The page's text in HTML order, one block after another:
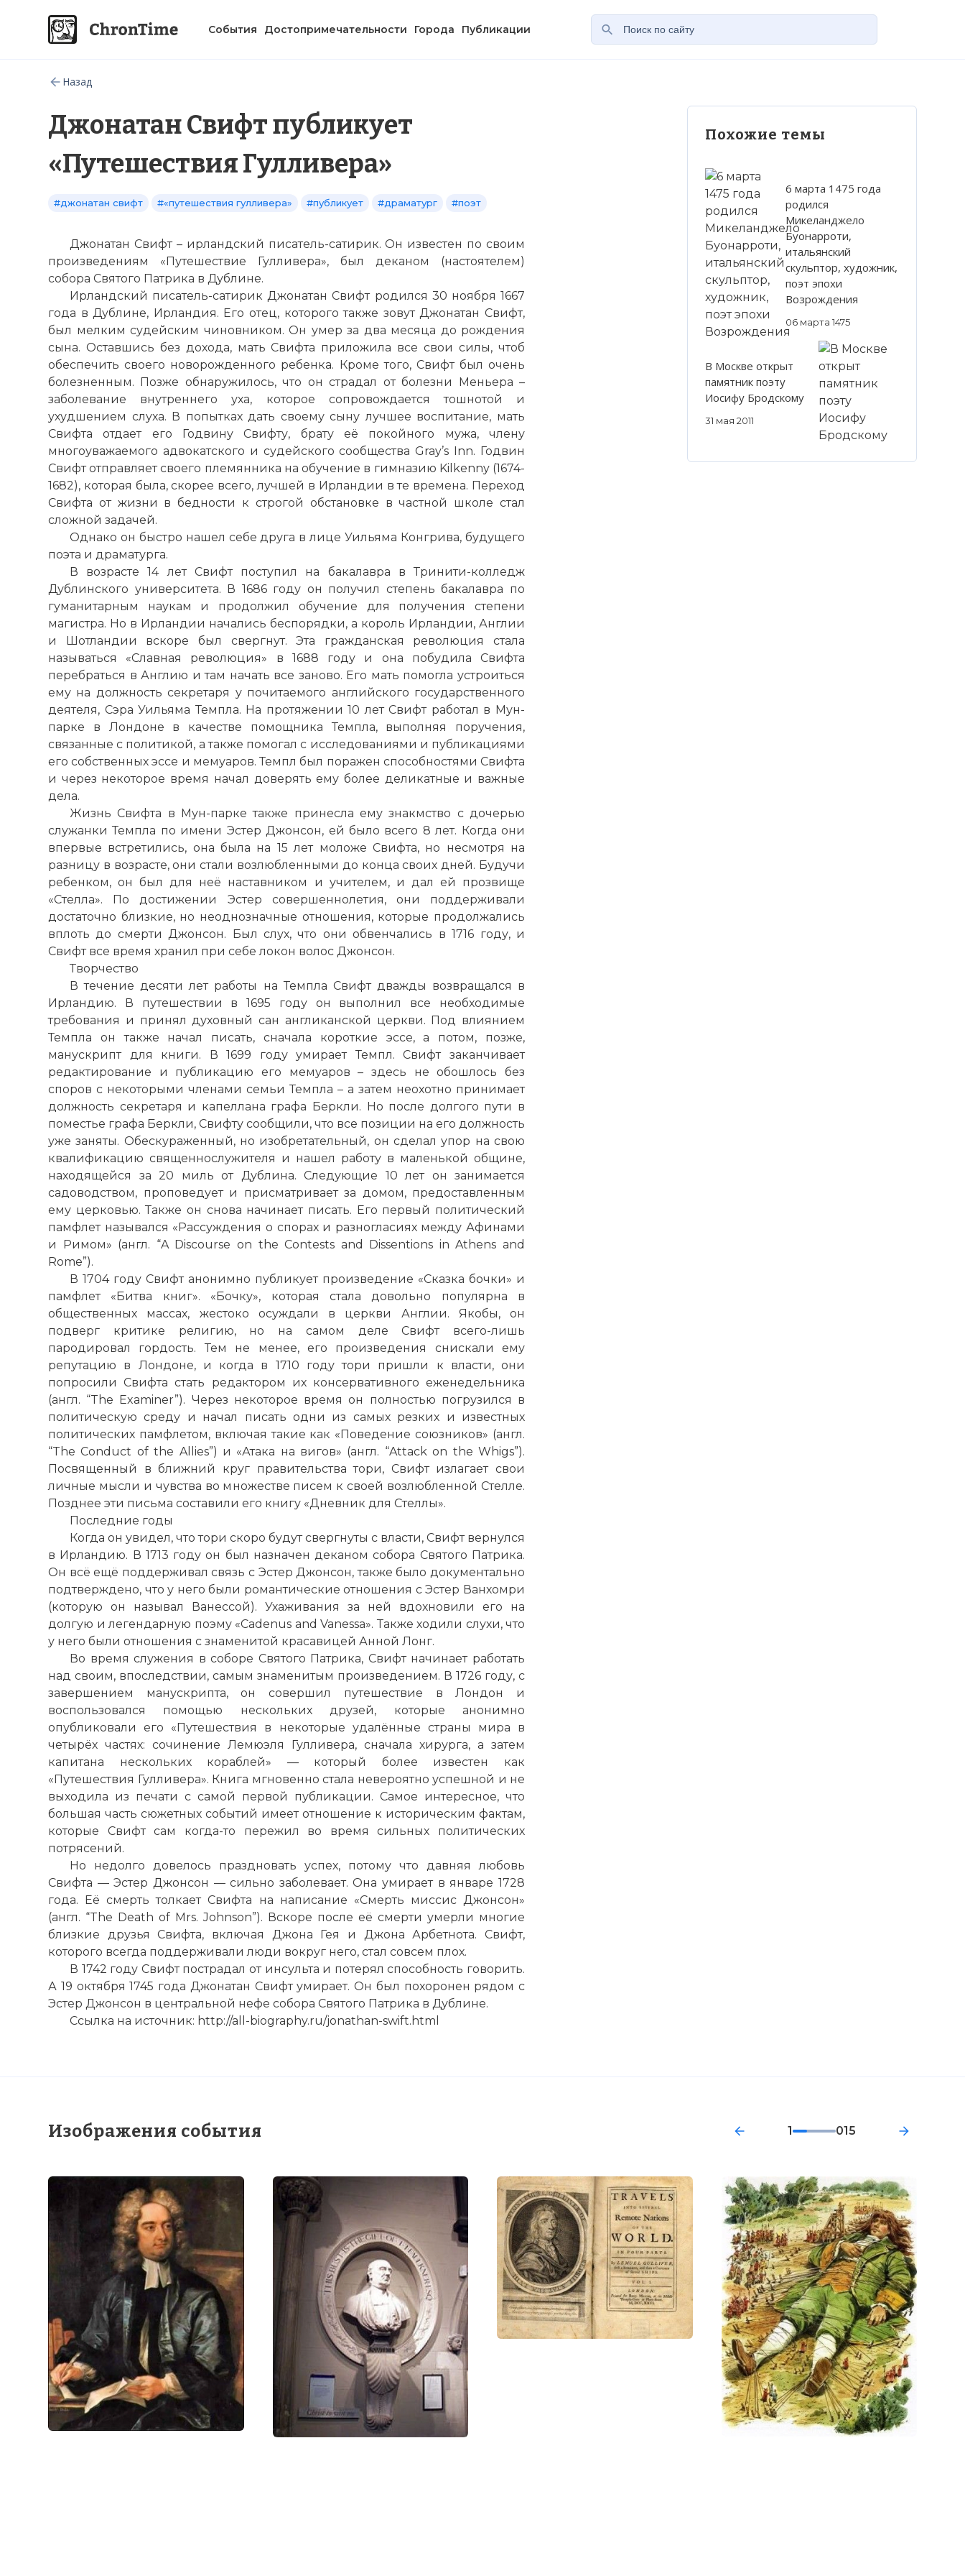
События Достопримечательности Города Публикации
Назад
Джонатан Свифт публикует
«Путешествия Гулливера»
#джонатан свифт #«путешествия гулливера» #публикует #драматург #поэт
Джонатан Свифт – ирландский писатель-сатирик. Он известен по своим
произведениям «Путешествие Гулливера», был деканом (настоятелем)
собора Святого Патрика в Дублине.
Ирландский писатель-сатирик Джонатан Свифт родился 30 ноября 1667
года в Дублине, Ирландия. Его отец, которого также зовут Джонатан Свифт,
был мелким судейским чиновником. Он умер за два месяца до рождения
сына. Оставшись без дохода, мать Свифта приложила все свои силы, чтоб
обеспечить своего новорожденного ребенка. Кроме того, Свифт был очень
болезненным. Позже обнаружилось, что он страдал от болезни Меньера –
заболевание внутреннего уха, которое сопровождается тошнотой и
ухудшением слуха. В попытках дать своему сыну лучшее воспитание, мать
Свифта отдает его Годвину Свифту, брату её покойного мужа, члену
многоуважаемого адвокатского и судейского сообщества Gray’s Inn. Годвин
Свифт отправляет своего племянника на обучение в гимназию Kilkenny (1674-
1682), которая была, скорее всего, лучшей в Ирландии в те времена. Переход
Свифта от жизни в бедности к строгой обстановке в частной школе стал
сложной задачей.
Однако он быстро нашел себе друга в лице Уильяма Конгрива, будущего
поэта и драматурга.
В возрасте 14 лет Свифт поступил на бакалавра в Тринити-колледж
Дублинского университета. В 1686 году он получил степень бакалавра по
гуманитарным наукам и продолжил обучение для получения степени
магистра. Но в Ирландии начались беспорядки, а король Ирландии, Англии
и Шотландии вскоре был свергнут. Эта гражданская революция стала
называться «Славная революция» в 1688 году и она побудила Свифта
перебраться в Англию и там начать все заново. Его мать помогла устроиться
ему на должность секретаря у почитаемого английского государственного
деятеля, Сэра Уильяма Темпла. На протяжении 10 лет Свифт работал в Мун-
парке в Лондоне в качестве помощника Темпла, выполняя поручения,
связанные с политикой, а также помогал с исследованиями и публикациями
его собственных эссе и мемуаров. Темпл был поражен способностями Свифта
и через некоторое время начал доверять ему более деликатные и важные
дела.
Жизнь Свифта в Мун-парке также принесла ему знакмство с дочерью
служанки Темпла по имени Эстер Джонсон, ей было всего 8 лет. Когда они
впервые встретились, она была на 15 лет моложе Свифта, но несмотря на
разницу в возрасте, они стали возлюбленными до конца своих дней. Будучи
ребенком, он был для неё наставником и учителем, и дал ей прозвище
«Стелла». По достижении Эстер совершеннолетия, они поддерживали
достаточно близкие, но неоднозначные отношения, которые продолжались
вплоть до смерти Джонсон. Был слух, что они обвенчались в 1716 году, и
Свифт все время хранил при себе локон волос Джонсон.
Творчество
В течение десяти лет работы на Темпла Свифт дважды возвращался в
Ирландию. В путешествии в 1695 году он выполнил все необходимые
требования и принял духовный сан англиканской церкви. Под влиянием
Темпла он также начал писать, сначала короткие эссе, а потом, позже,
манускрипт для книги. В 1699 году умирает Темпл. Свифт заканчивает
редактирование и публикацию его мемуаров – здесь не обошлось без
споров с некоторыми членами семьи Темпла – а затем неохотно принимает
должность секретаря и капеллана графа Беркли. Но после долгого пути в
поместье графа Беркли, Свифту сообщили, что все позиции на его должность
уже заняты. Обескураженный, но изобретательный, он сделал упор на свою
квалификацию священнослужителя и нашел работу в маленькой общине,
находящейся за 20 миль от Дублина. Следующие 10 лет он занимается
садоводством, проповедует и присматривает за домом, предоставленным
ему церковью. Также он снова начинает писать. Его первый политический
памфлет назывался «Рассуждения о спорах и разногласиях между Афинами
и Римом» (англ. “A Discourse on the Contests and Dissentions in Athens and
Rome”).
В 1704 году Свифт анонимно публикует произведение «Сказка бочки» и
памфлет «Битва книг». «Бочку», которая стала довольно популярна в
общественных массах, жестоко осуждали в церкви Англии. Якобы, он
подверг критике религию, но на самом деле Свифт всего-лишь
пародировал гордость. Тем не менее, его произведения снискали ему
репутацию в Лондоне, и когда в 1710 году тори пришли к власти, они
попросили Свифта стать редактором их консервативного еженедельника
(англ. “The Examiner”). Через некоторое время он полностью погрузился в
политическую среду и начал писать одни из самых резких и известных
политических памфлетом, включая такие как «Поведение союзников» (англ.
“The Conduct of the Allies”) и «Атака на вигов» (англ. “Attack on the Whigs”).
Посвященный в ближний круг правительства тори, Свифт излагает свои
личные мысли и чувства во множестве писем к своей возлюбленной Стелле.
Позднее эти письма составили его книгу «Дневник для Стеллы».
Последние годы
Когда он увидел, что тори скоро будут свергнуты с власти, Свифт вернулся
в Ирландию. В 1713 году он был назначен деканом собора Святого Патрика.
Он всё ещё поддерживал связь с Эстер Джонсон, также было документально
подтверждено, что у него были романтические отношения с Эстер Ванхомри
(которую он называл Ванессой). Ухаживания за ней вдохновили его на
долгую и легендарную поэму «Cadenus and Vanessa». Также ходили слухи, что
у него были отношения с знаменитой красавицей Анной Лонг.
Во время служения в соборе Святого Патрика, Свифт начинает работать
над своим, впоследствии, самым знаменитым произведением. В 1726 году, с
завершением манускрипта, он совершил путешествие в Лондон и
воспользовался помощью нескольких друзей, которые анонимно
опубликовали его «Путешествия в некоторые удалённые страны мира в
четырёх частях: сочинение Лемюэля Гулливера, сначала хирурга, а затем
капитана нескольких кораблей» — который более известен как
«Путешествия Гулливера». Книга мгновенно стала невероятно успешной и не
выходила из печати с самой первой публикации. Самое интересное, что
большая часть сюжетных событий имеет отношение к историческим фактам,
которые Свифт сам когда-то пережил во время сильных политических
потрясений.
Но недолго довелось праздновать успех, потому что давняя любовь
Свифта — Эстер Джонсон — сильно заболевает. Она умирает в январе 1728
года. Её смерть толкает Свифта на написание «Смерть миссис Джонсон»
(англ. “The Death of Mrs. Johnson”). Вскоре после её смерти умерли многие
близкие друзья Свифта, включая Джона Гея и Джона Арбетнота. Свифт,
которого всегда поддерживали люди вокруг него, стал совсем плох.
В 1742 году Свифт пострадал от инсульта и потерял способность говорить.
А 19 октября 1745 года Джонатан Свифт умирает. Он был похоронен рядом с
Эстер Джонсон в центральной нефе собора Святого Патрика в Дублине.
Ссылка на источник: http://all-biography.ru/jonathan-swift.html
Похожие темы
6 марта 1475 года
родился
Микеланджело
Буонарроти,
итальянский
скульптор, художник,
поэт эпохи
Возрождения
06 марта 1475
В Москве открыт
памятник поэту
Иосифу Бродскому
31 мая 2011
Изображения события 1 015
☓
Первое издание "Путешествий Гулливера" 1726 г.